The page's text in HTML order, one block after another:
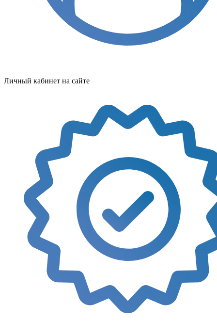
Личный кабинет на сайте